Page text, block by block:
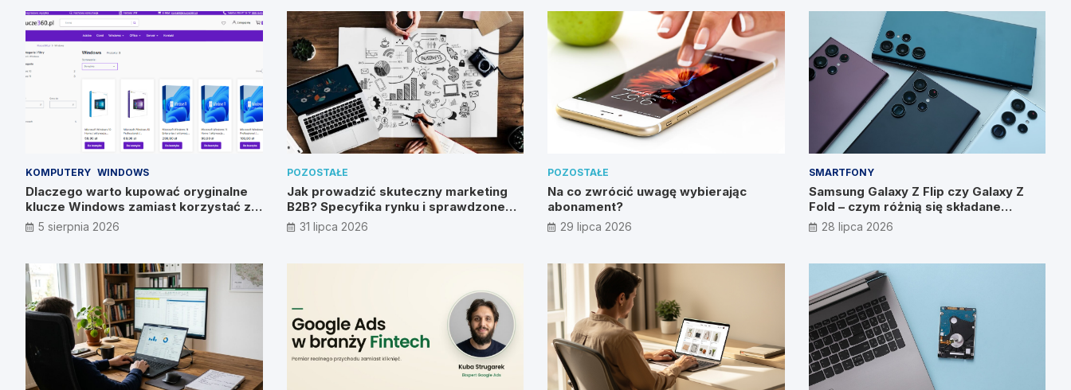
KOMPUTERY WINDOWS
Dlaczego warto kupować oryginalne
klucze Windows zamiast korzystać z
nieautoryzowanych źródeł?
5 sierpnia 2026
POZOSTAŁE
Jak prowadzić skuteczny marketing
B2B? Specyfika rynku i sprawdzone
metody
31 lipca 2026
POZOSTAŁE
Na co zwrócić uwagę wybierając
abonament?
29 lipca 2026
SMARTFONY
Samsung Galaxy Z Flip czy Galaxy Z
Fold – czym różnią się składane
smartfony?
28 lipca 2026